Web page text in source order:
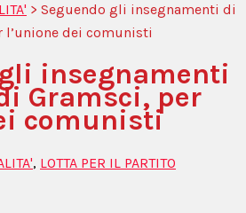
> Seguendo gli insegnamenti di
l’unione dei comunisti
insegnamenti
Gramsci, per
comunisti
, LOTTA PER IL PARTITO